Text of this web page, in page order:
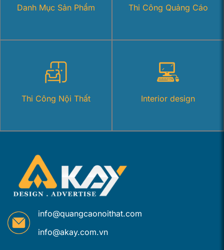
Danh Mục Sản Phẩm Thi Công Quảng Cáo
Thi Công Nội Thất Interior design
info@quangcaonoithat.com
info@akay.com.vn